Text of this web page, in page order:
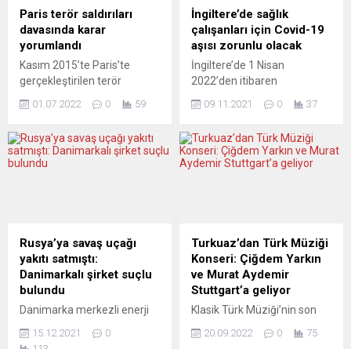
temyizle ilgili
değerlendirmesini
açıklayacak. Daha önce NSU
terör örgütüne destek ve
cinayete yardım yataklık
etmekten hüküm...
katılan DSÖ Genel Direktörü
Dr. Tedros Adhanom
Ghebreyesus, aşı üretim
merkezlerine dair bilgi verdi.
Aşı üretimi için teknolojik...
Paris terör saldırıları
davasında karar
yorumlandı
Kasım 2015’te Paris’te
gerçekleştirilen terör
yönelik dokuz aydır süren
Terörist grubun hayatta
kalan tek üyesi, en ağır
beklentiler karşılanmış
sayılır mı? LE SOIR (Belçika)
EMSAL BİR DAVA Le Soir,
Fransız yargısını...
01.07.2022 0 59
İngiltere’de sağlık
çalışanları için Covid-19
aşısı zorunlu olacak
İngiltere’de 1 Nisan
2022’den itibaren
aşısının sağlık personeli için
İngiltere Sağlık Bakanı Sajid
Javid, parlamentoda yaptığı
nisandan itibaren Covid-19
aşısının zorunlu olacağını
bildirdi. Javid, “Yalnızca
Covid-19’a karşı tam aşılı
olduklarını...
09.11.2021 0 37
Rusya’ya savaş uçağı
yakıtı satmıştı:
Danimarkalı şirket suçlu
bulundu
Danimarka merkezli enerji
Bunker Holding Yönetim
15.12.2021
0
Turkuaz’dan Türk Müziği
Konseri: Çiğdem Yarkın
ve Murat Aydemir
Stuttgart’a geliyor
Klasik Türk Müziği’nin son
gelen seslerinden Çiğdem
20.09.2022 0 75